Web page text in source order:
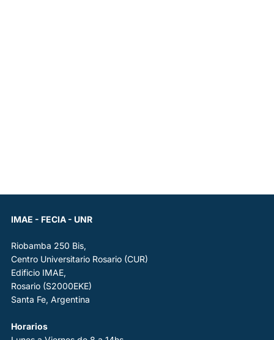
IMAE - FECIA - UNR
Riobamba 250 Bis,
Centro Universitario Rosario (CUR)
Edificio IMAE,
Rosario (S2000EKE)
Santa Fe, Argentina
Horarios